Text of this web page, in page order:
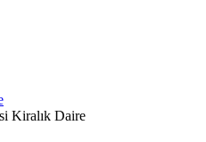
Kiralık Daire